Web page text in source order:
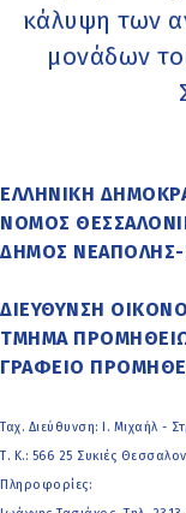
κάλυψη των
μονάδων
ΕΛΛΗΝΙΚΗ
ΝΟΜΟΣ
ΔΗΜΟΣ
ΔΙΕΥΘΥΝΣΗ
ΤΜΗΜΑ
ΓΡΑΦΕΙΟ
Ταχ. Διεύθυνση: Ι. Μιχαήλ -
Τ. Κ.: 566 25 Συκιές
Πληροφορίες: